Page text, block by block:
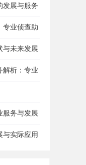
发展与服务
专业侦查助
与未来发展
解析：专业
服务与发展
与实际应用